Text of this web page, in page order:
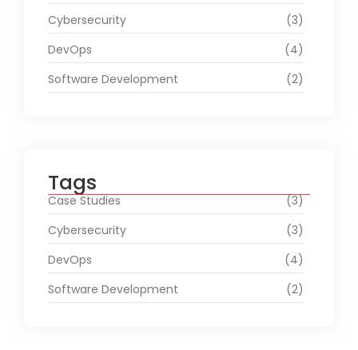
Cybersecurity
(3)
DevOps
(4)
Software Development
(2)
Tags
Case Studies
(3)
Cybersecurity
(3)
DevOps
(4)
Software Development
(2)